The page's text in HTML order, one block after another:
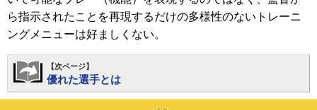
ら指示されたことを再現するだけの多様性のないトレーニ
ングメニューは好ましくない。
【次ページ】
優れた選手とは